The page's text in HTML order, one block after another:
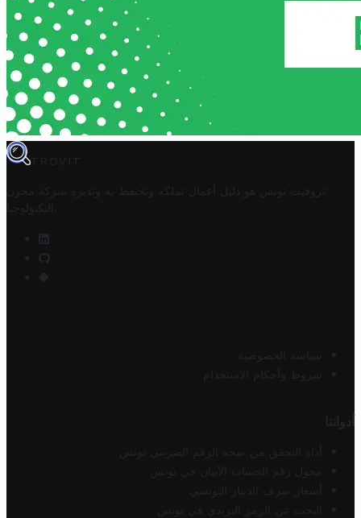
TROVIT
تروفيت تونس هو دليل أعمال تملكه وتحتفظ به وتديره
شركة مخزن
التكنولوجيا
سياسة الخصوصية
شروط وأحكام الاستخدام
أدواتنا
أداة التحقق من صحة الرقم الضريبي تونس
محول رقم الحساب الآيبان في تونس
أسعار صرف الدينار التونسي
البحث عن الرمز البريدي في تونس